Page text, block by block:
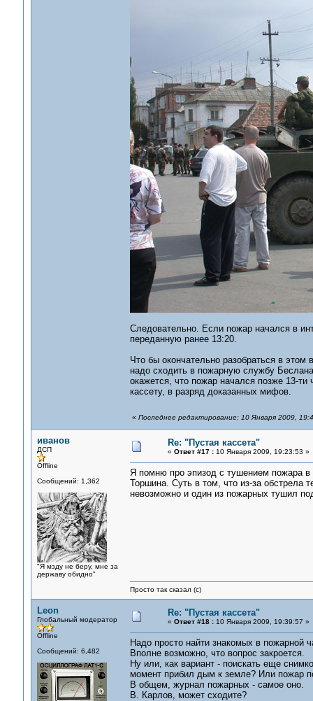
Следовательно. Если пожар начался в
переданную ранее 13:20.
Что бы окончательно разобраться в
надо сходить в пожарную службу
окажется, что пожар начался позже 13-
кассету, в разряд доказанных мифов.
« Последнее редактирование: 10 Января 2009,
иванов
ДСП
Offline
Сообщений: 1,362
"Я мзду не беру, мне за
державу обидно"
Re: "Пустая кассета"
« Ответ #17 :10 Января 2009, 19:23:53 »
Я помню про эпизод с тушением пожара
Торшина. Суть в том, что из-за обстрела
невозможно и один из пожарных тушил
Просто так сказал (с)
Leon
Глобальный модератор
Offline
Сообщений: 6,482
Re: "Пустая кассета"
« Ответ #18 :10 Января 2009, 19:39:57 »
Надо просто найти знакомых в пожарной
Вполне возможно, что вопрос закроется.
Ну или, как вариант - поискать еще
момент прибил дым к земле? Или пожар
В общем, журнал пожарных - самое оно.
В. Карлов, может сходите?